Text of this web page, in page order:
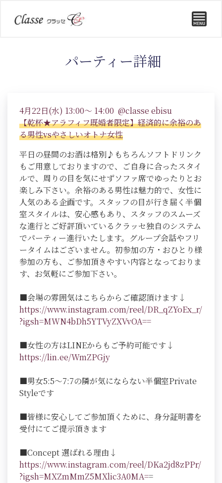
パーティー詳細
4月22日(水) 13:00～ 14:00 @classe ebisu
【乾杯★アラフィフ既婚者限定】経済的に余裕のあ
る男性vsやさしいオトナ女性
平日の昼間のお酒は格別♪もちろんソフトドリンク
もご用意しておりますので、ご自身に合ったスタイ
ルで、周りの目を気にせずソファ席でゆったりとお
楽しみ下さい。余裕のある男性は魅力的で、女性に
人気のある企画です。スタッフの目が行き届く半個
室スタイルは、安心感もあり、スタッフのスムーズ
な進行とご好評頂いているクラッセ独自のシステム
でパーティー進行いたします。グループ会話やフリ
ータイムはございません。初参加の方・おひとり様
参加の方も、ご参加頂きやすい内容となっておりま
す、お気軽にご参加下さい。
■会場の雰囲気はこちらからご確認頂けます↓
https://www.instagram.com/reel/DR_qZYoEx_r/
?igsh=MWN4bDh5YTVyZXVvOA==
■女性の方はLINEからもご予約可能です↓
https://lin.ee/WmZPGjy
■男女5:5～7:7の隣が気にならない半個室Private
Styleです
■皆様に安心してご参加頂くために、身分証明書を
受付にてご提示頂きます
■Concept 選ばれる理由↓
https://www.instagram.com/reel/DKa2jd8zPPr/
?igsh=MXZmMmZ5MXlic3A0MA==